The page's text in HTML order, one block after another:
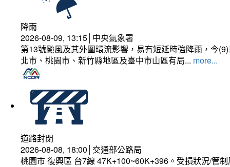
降雨
2026-08-09, 13:15│中央氣象署
第13號颱風及其外圍環流影響，易有短延時強降雨，今
北市、桃園市、新竹縣地區及臺中市山區有局... more...
道路封閉
2026-08-08, 18:00│交通部公路局
桃園市 復興區 台7線 47K+100~60K+396。受損狀況/管